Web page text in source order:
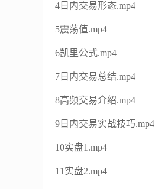
4日内交易形态.mp4
5震荡值.mp4
6凯里公式.mp4
7日内交易总结.mp4
8高频交易介绍.mp4
9日内交易实战技巧.mp4
10实盘1.mp4
11实盘2.mp4